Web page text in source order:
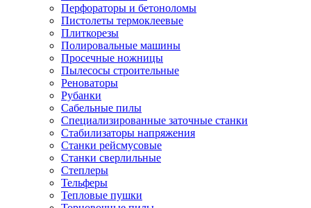
Перфораторы и бетоноломы
Пистолеты термоклеевые
Плиткорезы
Полировальные машины
Просечные ножницы
Пылесосы строительные
Реноваторы
Рубанки
Сабельные пилы
Специализированные заточные станки
Стабилизаторы напряжения
Станки рейсмусовые
Станки сверлильные
Степлеры
Тельферы
Тепловые пушки